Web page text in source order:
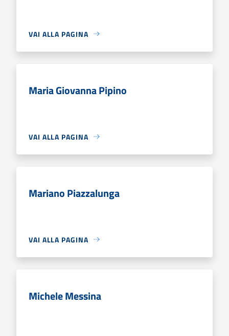
VAI ALLA PAGINA
Maria Giovanna Pipino
VAI ALLA PAGINA
Mariano Piazzalunga
VAI ALLA PAGINA
Michele Messina